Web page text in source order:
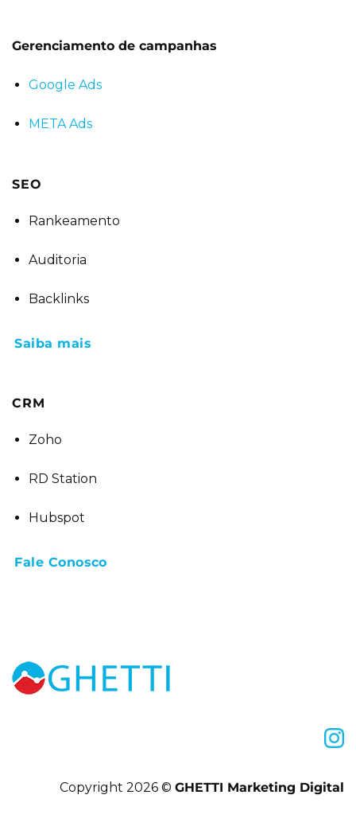
Gerenciamento de campanhas
Google Ads
META Ads
SEO
Rankeamento
Auditoria
Backlinks
Saiba mais
CRM
Zoho
RD Station
Hubspot
Fale Conosco
Copyright 2026 © GHETTI Marketing Digital